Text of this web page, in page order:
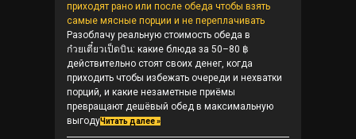
приходят рано или после обеда чтобы взять
самые мясные порции и не переплачивать
Разоблачу реальную стоимость обеда в
ก๋วยเตี๋ยวเป็ดบิน: какие блюда за 50–80 ฿
действительно стоят своих денег, когда
приходить чтобы избежать очереди и нехватки
порций, и какие незаметные приёмы
превращают дешёвый обед в максимальную
выгодуЧитать далее »